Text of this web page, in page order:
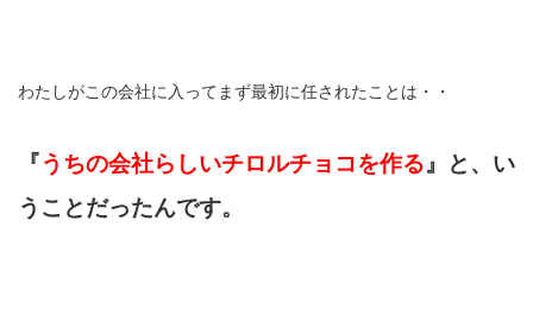
わたしがこの会社に入ってまず最初に任されたことは・・
『うちの会社らしいチロルチョコを作る』と、い
うことだったんです。